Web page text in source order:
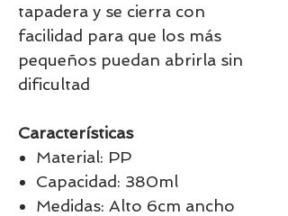
tapadera y se cierra con
facilidad para que los más
pequeños puedan abrirla sin
dificultad
Características
Material: PP
Capacidad: 380ml
Medidas: Alto 6cm ancho